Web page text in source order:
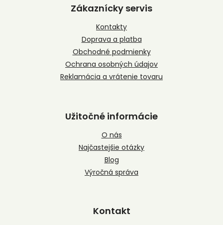
Zákaznícky servis
Kontakty
Doprava a platba
Obchodné podmienky
Ochrana osobných údajov
Reklamácia a vrátenie tovaru
Užitočné informácie
O nás
Najčastejšie otázky
Blog
Výročná správa
Kontakt